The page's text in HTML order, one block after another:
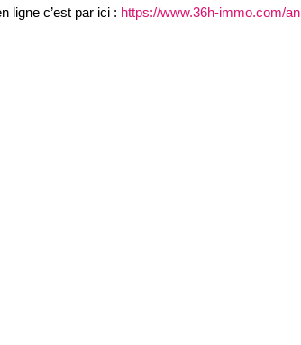
ligne c’est par ici : https://www.36h-immo.com/